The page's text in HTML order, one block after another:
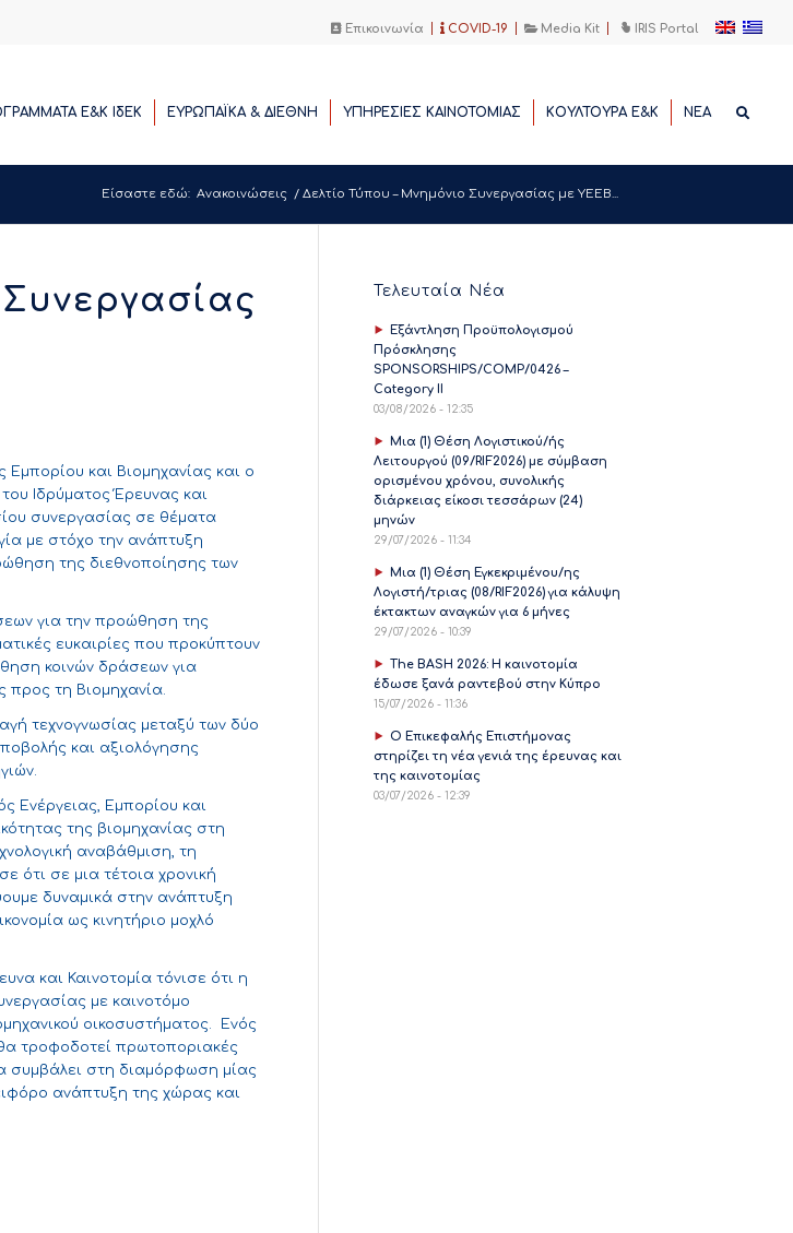
Επικοινωνία COVID-19 Media Kit IRIS Portal
E&K ΙδΕΚ ΕΥΡΩΠΑΪΚΑ & ΔΙΕΘΝΗ ΥΠΗΡΕΣΙΕΣ ΚΑΙΝΟΤΟΜΙΑΣ ΚΟΥΛΤΟΥΡΑ Ε&Κ ΝΕΑ
Είσαστε εδώ: Ανακοινώσεις / Δελτίο Τύπου – Μνημόνιο Συνεργασίας με ΥΕΕΒ...
και Βιομηχανίας και ο
Ιδρύματος Έρευνας και
συνεργασίας σε θέματα
με στόχο την ανάπτυξη
της διεθνοποίησης των
για την προώθηση της
ευκαιρίες που προκύπτουν
κοινών δράσεων για
προς τη Βιομηχανία.
τεχνογνωσίας μεταξύ των δύο
και αξιολόγησης
Ενέργειας, Εμπορίου και
της βιομηχανίας στη
αναβάθμιση, τη
ότι σε μια τέτοια χρονική
δυναμικά στην ανάπτυξη
ως κινητήριο μοχλό
και Καινοτομία τόνισε ότι η
με καινοτόμο
οικοσυστήματος. Ενός
τροφοδοτεί πρωτοποριακές
συμβάλει στη διαμόρφωση μίας
ανάπτυξη της χώρας και
Τελευταία Νέα
Εξάντληση Προϋπολογισμού
Πρόσκλησης
SPONSORSHIPS/COMP/0426 –
Category II
03/08/2026 - 12:35
Μια (1) Θέση Λογιστικού/ής
Λειτουργού (09/RIF2026) με σύμβαση
ορισμένου χρόνου, συνολικής
διάρκειας είκοσι τεσσάρων (24)
μηνών
29/07/2026 - 11:34
Μια (1) Θέση Εγκεκριμένου/ης
Λογιστή/τριας (08/RIF2026) για κάλυψη
έκτακτων αναγκών για 6 μήνες
29/07/2026 - 10:39
The BASH 2026: Η καινοτομία
έδωσε ξανά ραντεβού στην Κύπρο
15/07/2026 - 11:36
Ο Επικεφαλής Επιστήμονας
στηρίζει τη νέα γενιά της έρευνας και
της καινοτομίας
03/07/2026 - 12:39